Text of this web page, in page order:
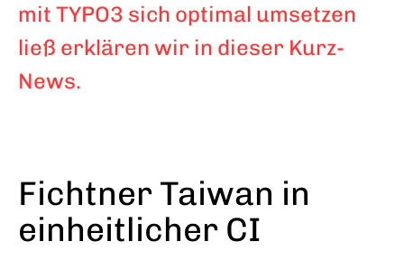
mit TYPO3 sich optimal umsetzen
ließ erklären wir in dieser Kurz-
News.
Fichtner Taiwan in
einheitlicher CI